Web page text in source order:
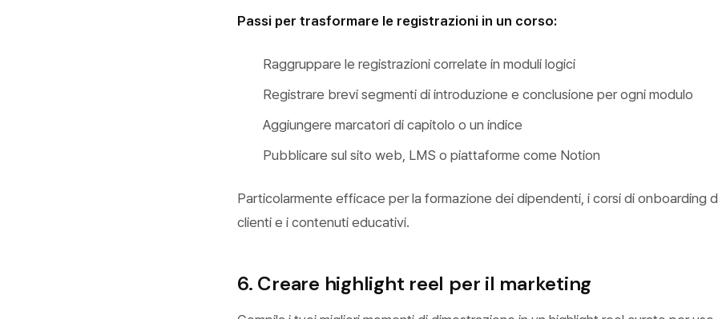
Passi per trasformare le registrazioni in un corso:
Raggruppare le registrazioni correlate in moduli logici
Registrare brevi segmenti di introduzione e conclusione per ogni modulo
Aggiungere marcatori di capitolo o un indice
Pubblicare sul sito web, LMS o piattaforme come Notion
Particolarmente efficace per la formazione dei dipendenti, i corsi di onboarding
clienti e i contenuti educativi.
6. Creare highlight reel per il marketing